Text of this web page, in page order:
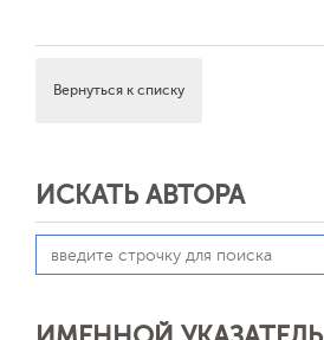
Вернуться к списку
ИСКАТЬ АВТОРА